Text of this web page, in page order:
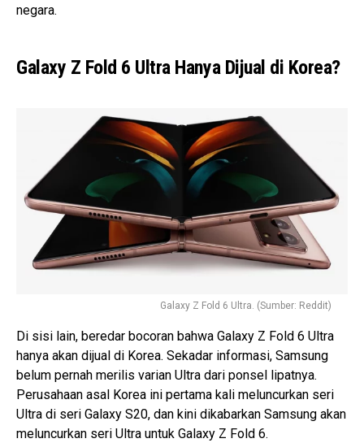
negara.
Galaxy Z Fold 6 Ultra Hanya Dijual di Korea?
Galaxy Z Fold 6 Ultra. (Sumber: Reddit)
Di sisi lain, beredar bocoran bahwa Galaxy Z Fold 6 Ultra
hanya akan dijual di Korea. Sekadar informasi, Samsung
belum pernah merilis varian Ultra dari ponsel lipatnya.
Perusahaan asal Korea ini pertama kali meluncurkan seri
Ultra di seri Galaxy S20, dan kini dikabarkan Samsung akan
meluncurkan seri Ultra untuk Galaxy Z Fold 6.